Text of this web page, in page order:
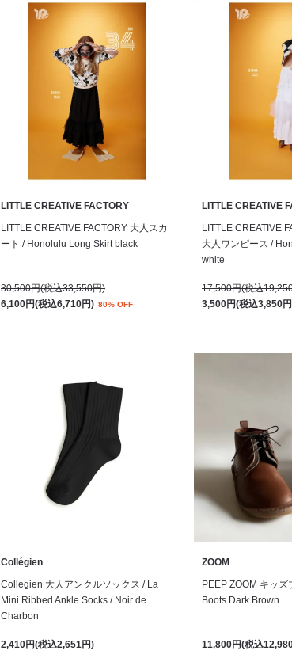
LITTLE CREATIVE FACTORY
LITTLE CREATIVE FACTORY 大人スカ
ート / Honolulu Long Skirt black
30,500円(税込33,550円)
6,100円(税込6,710円) 80% OFF
LITTLE CREATIVE
LITTLE CREATIVE
大人ワンピース /
white
17,500円(税込
3,500円(税込3,850
Collégien
Collegien 大人アンクルソックス / La
Mini Ribbed Ankle Socks / Noir de
Charbon
2,410円(税込2,651円)
ZOOM
PEEP ZOOM キッ
Boots Dark Brown
11,800円(税込